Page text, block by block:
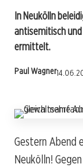
In Neukölln
antisemitisch
ermittelt.
Paul Wagner
Gestern Abend
Neukölln!